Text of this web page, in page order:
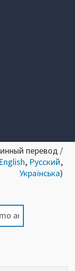
перевод /
English, Русский,
Українська)